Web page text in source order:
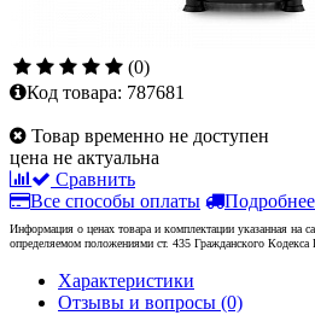
(0)
Код товара: 787681
Товар временно не доступен
цена не актуальна
Сравнить
Все способы оплаты
Информация о ценах товара и комплектации указанная на
определяемом положениями ст. 435 Гражданского Кодекса
Характеристики
Отзывы и вопросы (0)